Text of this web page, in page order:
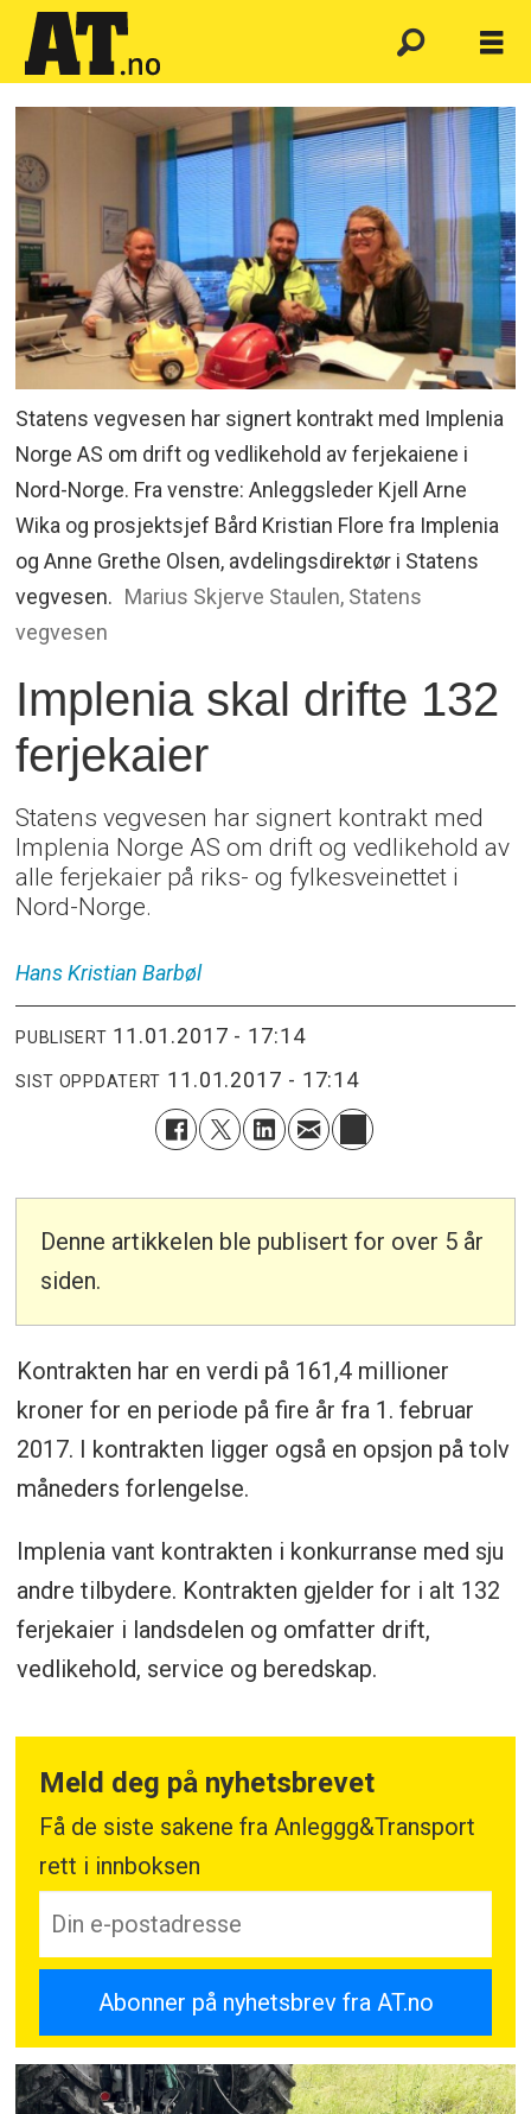
Statens vegvesen har signert kontrakt med Implenia
Norge AS om drift og vedlikehold av ferjekaiene i
Nord-Norge. Fra venstre: Anleggsleder Kjell Arne
Wika og prosjektsjef Bård Kristian Flore fra Implenia
og Anne Grethe Olsen, avdelingsdirektør i Statens
vegvesen. Marius Skjerve Staulen, Statens
vegvesen
Implenia skal drifte 132
ferjekaier
Statens vegvesen har signert kontrakt med
Implenia Norge AS om drift og vedlikehold av
alle ferjekaier på riks- og fylkesveinettet i
Nord-Norge.
Hans Kristian Barbøl
PUBLISERT 11.01.2017 - 17:14
SIST OPPDATERT 11.01.2017 - 17:14
Denne artikkelen ble publisert for over 5 år
siden.
Kontrakten har en verdi på 161,4 millioner
kroner for en periode på fire år fra 1. februar
2017. I kontrakten ligger også en opsjon på tolv
måneders forlengelse.
Implenia vant kontrakten i konkurranse med sju
andre tilbydere. Kontrakten gjelder for i alt 132
ferjekaier i landsdelen og omfatter drift,
vedlikehold, service og beredskap.
Meld deg på nyhetsbrevet
Få de siste sakene fra Anleggg&Transport
rett i innboksen